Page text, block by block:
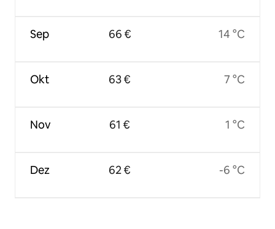
Sep
Okt
Nov
Dez
66 €
63 €
61 €
62 €
14 °C
7 °C
1 °C
-6 °C